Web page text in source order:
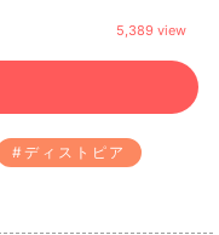
5,389 view
#ディストピア